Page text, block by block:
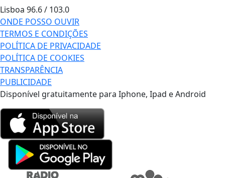
Lisboa 96.6 / 103.0
ONDE POSSO OUVIR
TERMOS E CONDIÇÕES
POLÍTICA DE PRIVACIDADE
POLÍTICA DE COOKIES
TRANSPARÊNCIA
PUBLICIDADE
Disponível gratuitamente para Iphone, Ipad e Android